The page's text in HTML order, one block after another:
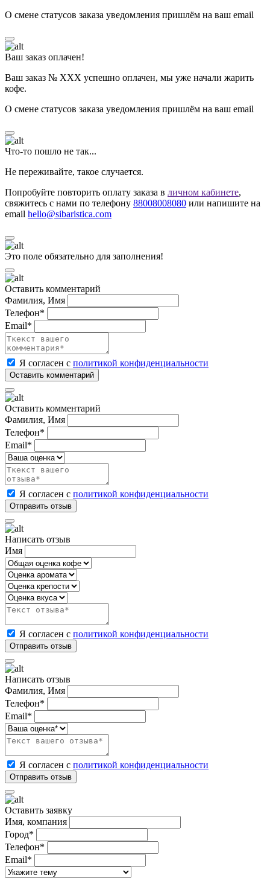
О смене статусов заказа уведомления пришлём на ваш email
Ваш заказ оплачен!
Ваш заказ № ХХХ успешно оплачен, мы уже начали жарить
кофе.
О смене статусов заказа уведомления пришлём на ваш email
Что-то пошло не так...
Не переживайте, такое случается.
Попробуйте повторить оплату заказа в личном кабинете,
свяжитесь с нами по телефону 88008008080 или напишите на
email hello@sibaristica.com
Это поле обязательно для заполнения!
Оставить комментарий
Фамилия, Имя
Телефон*
Email*
Я согласен с политикой конфиденциальности
Оставить комментарий
Фамилия, Имя
Телефон*
Email*
Я согласен с политикой конфиденциальности
Написать отзыв
Имя
Я согласен с политикой конфиденциальности
Написать отзыв
Фамилия, Имя
Телефон*
Email*
Я согласен с политикой конфиденциальности
Оставить заявку
Имя, компания
Город*
Телефон*
Email*